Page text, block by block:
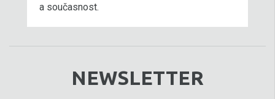
a současnost.
NEWSLETTER